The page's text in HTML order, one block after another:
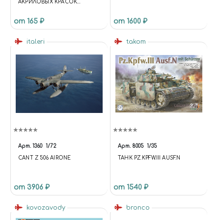
АКРИЛОВЫХ КРАСОК
ТОНКИМ НОСИКОМ)
от 165 ₽ от 1600 ₽
italeri
Арт. 1360 1/72
CANT Z 506 AIRONE
от 3906 ₽
takom
Арт. 8005 1/35
ТАНК PZ.KPFW.III AUSF.N
от 1540 ₽
kovozavody bronco